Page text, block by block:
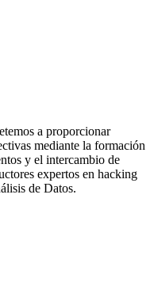
a proporcionar
mediante la formación
y el intercambio de
expertos en hacking
de Datos.